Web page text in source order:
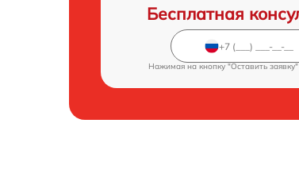
Бесплатная
Нажимая на кнопку "Оставить